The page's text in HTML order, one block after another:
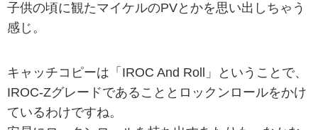
子供の頃に観たマイケルのPVとかを思い出しちゃう
感じ。
キャッチコピーは「IROC And Roll」ということで、
IROC-Zグレードであることとロックンロールをかけ
ているわけですね。